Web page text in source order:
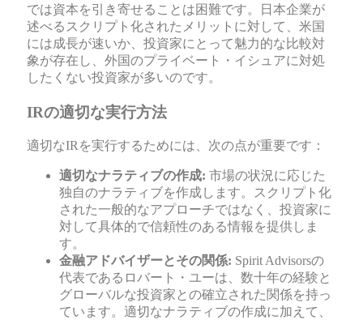
では資本を引き寄せることは困難です。日本企業が
述べるスクリプト化されたメリットに対して、米国
には成長が速いか、投資家にとって魅力的な比較対
象が存在し、外国のプライベート・イシュアに対処
したくない投資家が多いのです。
IRの適切な実行方法
適切なIRを実行するためには、次の点が重要です：
適切なナラティブの作成: 市場の状況に応じた
独自のナラティブを作成します。スクリプト化
された一般的なアプローチではなく、投資家に
対して具体的で信頼性のある情報を提供しま
す。
金融アドバイザーとその関係: Spirit Advisorsの
代表であるロバート・ユーは、数十年の経験と
グローバルな投資家との確立された関係を持っ
ています。適切なナラティブの作成に加えて、